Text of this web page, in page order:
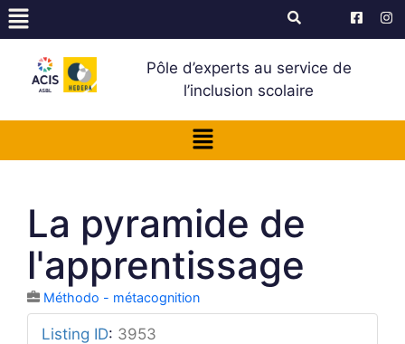
Pôle d’experts au service de
l’inclusion scolaire
La pyramide de
l'apprentissage
Méthodo - métacognition
Listing ID: 3953